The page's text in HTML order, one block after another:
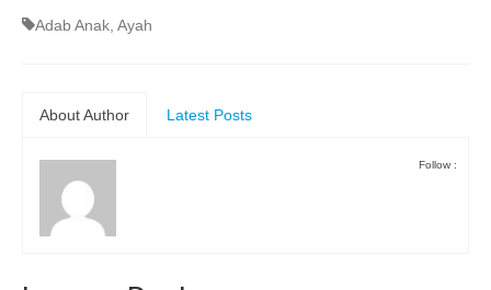
Adab Anak Ayah
About Author Latest Posts
Follow :